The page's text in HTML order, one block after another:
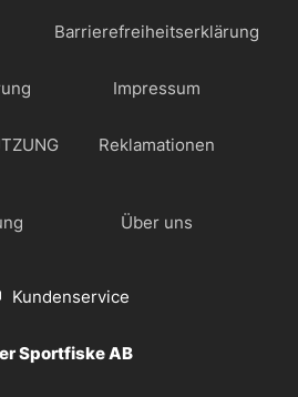
Barrierefreiheitserklärung
Impressum
Reklamationen
Über uns
Kundenservice
Sportfiske AB